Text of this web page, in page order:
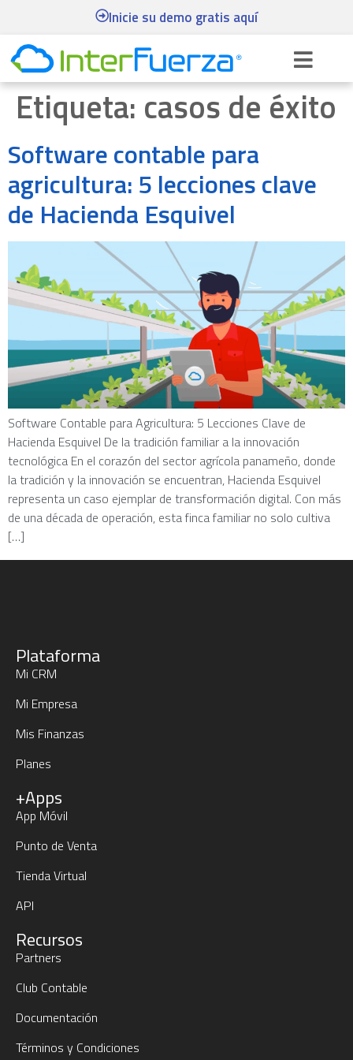
Inicie su demo gratis aquí
Etiqueta: casos de éxito
Software contable para
agricultura: 5 lecciones clave
de Hacienda Esquivel
Software Contable para Agricultura: 5 Lecciones Clave de
Hacienda Esquivel De la tradición familiar a la innovación
tecnológica En el corazón del sector agrícola panameño, donde
la tradición y la innovación se encuentran, Hacienda Esquivel
representa un caso ejemplar de transformación digital. Con más
de una década de operación, esta finca familiar no solo cultiva
[…]
Plataforma
Mi CRM
Mi Empresa
Mis Finanzas
Planes
+Apps
App Móvil
Punto de Venta
Tienda Virtual
API
Recursos
Partners
Club Contable
Documentación
Términos y Condiciones